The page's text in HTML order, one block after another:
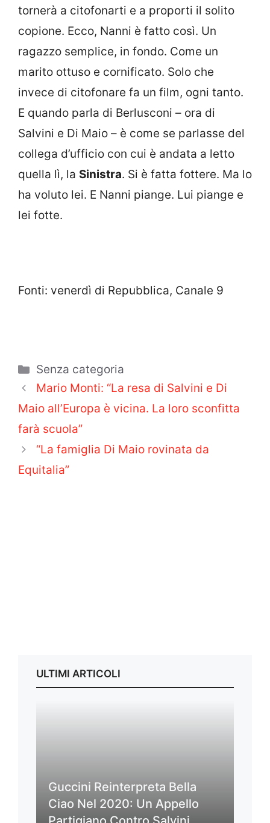
tornerà a citofonarti e a proporti il solito
copione. Ecco, Nanni è fatto così. Un
ragazzo semplice, in fondo. Come un
marito ottuso e cornificato. Solo che
invece di citofonare fa un film, ogni tanto.
E quando parla di Berlusconi – ora di
Salvini e Di Maio – è come se parlasse del
collega d’ufficio con cui è andata a letto
quella lì, la Sinistra. Si è fatta fottere. Ma lo
ha voluto lei. E Nanni piange. Lui piange e
lei fotte.
Fonti: venerdì di Repubblica, Canale 9
Categorie
Senza categoria
Mario Monti: “La resa di Salvini e Di
Maio all’Europa è vicina. La loro sconfitta
farà scuola”
“La famiglia Di Maio rovinata da
Equitalia”
ULTIMI ARTICOLI
Guccini Reinterpreta Bella
Ciao Nel 2020: Un Appello